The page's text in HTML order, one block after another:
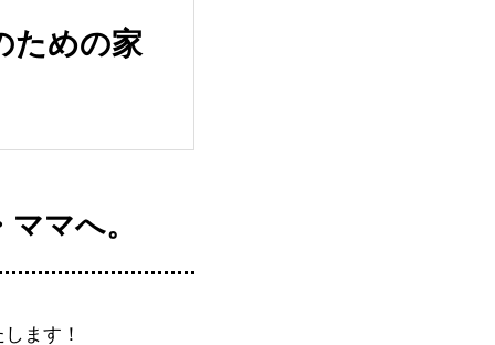
ための家
マへ。
ます！